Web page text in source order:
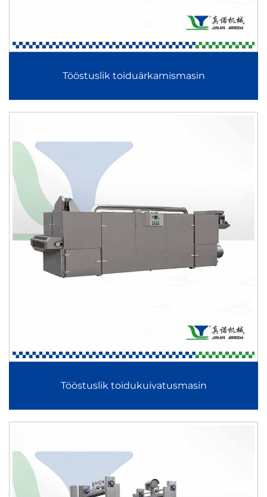
kuluefektiivne lahendus laiendatud naudinguks mõeldud
toodete, teraviljatoodete ja põhiliste ekstrudeeritud
riisipõhiste naudinguks mõeldud toodete ja lihtsate
paisutatud toodete valmistamiseks.
Kohandatava puurkruvi kiiruse, temperatuuri regulaatorite
ja kujundusliistudega ühepuhutuseline toiduainete
ekstruuder tagab ühtlase tekstuuriga ja kujuga toote ning
säilitab samas töökindluse. Seda kasutatakse laialdaselt
väikestes ja keskmistes tootmiskeskkondades selle lihtsa
ehituse ja kergesti hooldatavuse tõttu.
Kahepuhutuseline toiduainete ekstruuder tähistab
edukamat ekstruudertehnoloogiat, pakkudes paremat
puurkruvi, mis tagavad tugevama materjali nihke, parema
Kahe kruviga toiduextruuder on ideaalne keerukate
retseptide, valgurikaste toodete, rikastatud toitude ja
innovaatiliste naudinguartiklite arendamiseks. See
Tööstuslik toiduärkamismasin
Tööstuslik toidukuivatusmasin